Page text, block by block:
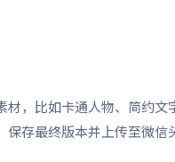
，比如卡通人物、简约文
存最终版本并上传至微